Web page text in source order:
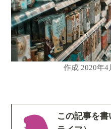
作成2020年4
この記事を